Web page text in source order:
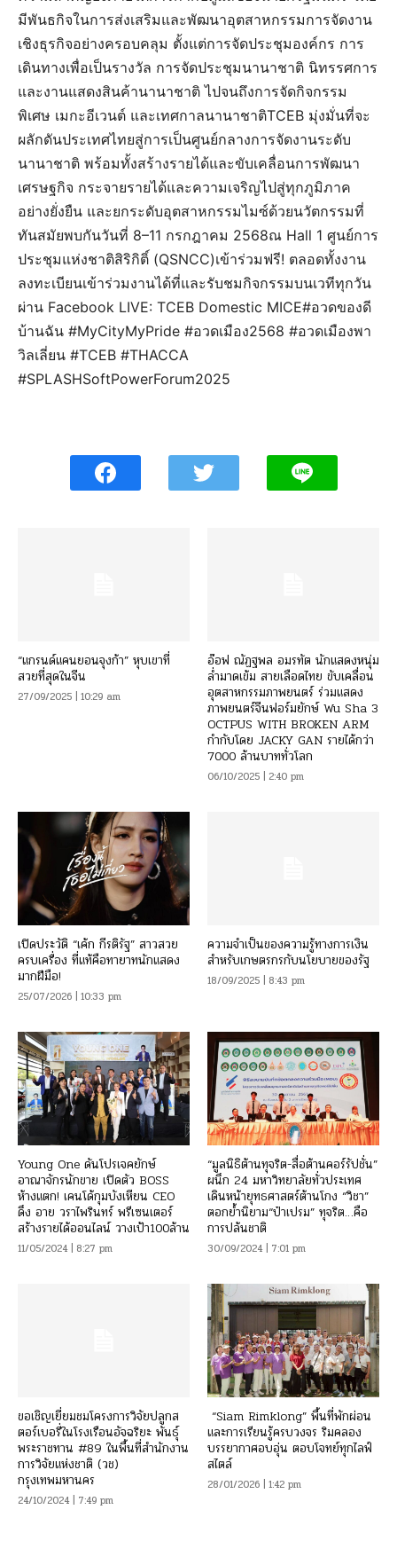
มีพันธกิจในการส่งเสริมและพัฒนาอุตสาหกรรมการจัดงาน
เชิงธุรกิจอย่างครอบคลุม ตั้งแต่การจัดประชุมองค์กร การ
เดินทางเพื่อเป็นรางวัล การจัดประชุมนานาชาติ นิทรรศการ
และงานแสดงสินค้านานาชาติ ไปจนถึงการจัดกิจกรรม
พิเศษ เมกะอีเวนต์ และเทศกาลนานาชาติTCEB มุ่งมั่นที่จะ
ผลักดันประเทศไทยสู่การเป็นศูนย์กลางการจัดงานระดับ
นานาชาติ พร้อมทั้งสร้างรายได้และขับเคลื่อนการพัฒนา
เศรษฐกิจ กระจายรายได้และความเจริญไปสู่ทุกภูมิภาค
อย่างยั่งยืน และยกระดับอุตสาหกรรมไมซ์ด้วยนวัตกรรมที่
ทันสมัยพบกันวันที่ 8–11 กรกฎาคม 2568ณ Hall 1 ศูนย์การ
ประชุมแห่งชาติสิริกิติ์ (QSNCC)เข้าร่วมฟรี! ตลอดทั้งงาน
ลงทะเบียนเข้าร่วมงานได้ที่และรับชมกิจกรรมบนเวทีทุกวัน
ผ่าน Facebook LIVE: TCEB Domestic MICE#อวดของดี
บ้านฉัน #MyCityMyPride #อวดเมือง2568 #อวดเมืองพา
วิลเลี่ยน #TCEB #THACCA
#SPLASHSoftPowerForum2025
“แกรนด์แคนยอนจุงก้า” หุบเขาที่
สวยที่สุดในจีน
27/09/2025 | 10:29 am
อ๊อฟ ณัฏฐพล อมรทัต นักแสดงหนุ่ม
ล่ำมาดเข้ม สายเลือดไทย ขับเคลื่อน
อุตสาหกรรมภาพยนตร์ ร่วมแสดง
ภาพยนตร์จีนฟอร์มยักษ์ Wu Sha 3
OCTPUS WITH BROKEN ARM
กำกับโดย JACKY GAN รายได้กว่า
7000 ล้านบาททั่วโลก
06/10/2025 | 2:40 pm
เปิดประวัติ “เค้ก กีรติรัฐ” สาวสวย
ครบเครื่อง ที่แท้คือทายาทนักแสดง
มากฝีมือ!
25/07/2026 | 10:33 pm
ความจำเป็นของความรู้ทางการเงิน
สำหรับเกษตรกรกับนโยบายของรัฐ
18/09/2025 | 8:43 pm
Young One ดันโปรเจคยักษ์
อาณาจักรนักขาย เปิดตัว BOSS
ห้างแตก! เคนโด้กุมบังเหียน CEO
ดึง อาย วราไพรินทร์ พรีเซนเตอร์
สร้างรายได้ออนไลน์ วางเป้า100ล้าน
11/05/2024 | 8:27 pm
“มูลนิธิต้านทุจริต-สื่อต้านคอร์รัปชั่น”
ผนึก 24 มหาวิทยาลัยทั่วประเทศ
เดินหน้ายุทธศาสตร์ต้านโกง “วิชา”
ตอกย้ำนิยาม“ป๋าเปรม” ทุจริต…คือ
การปล้นชาติ
30/09/2024 | 7:01 pm
ขอเชิญเยี่ยมชมโครงการวิจัยปลูกส
ตอร์เบอรี่ในโรงเรือนอัจฉริยะ พันธุ์
พระราชทาน #89 ในพื้นที่สำนักงาน
การวิจัยแห่งชาติ (วช)
กรุงเทพมหานคร
24/10/2024 | 7:49 pm
“Siam Rimklong” พื้นที่พักผ่อน
และการเรียนรู้ครบวงจร ริมคลอง
บรรยากาศอบอุ่น ตอบโจทย์ทุกไลฟ์
สไตล์
28/01/2026 | 1:42 pm